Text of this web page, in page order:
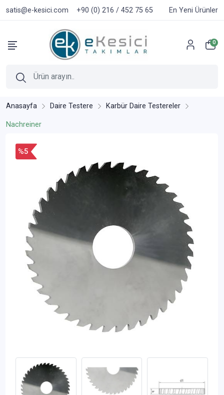
satis@e-kesici.com +90 (0) 216 / 452 75 65 En Yeni Ürünler
0
Anasayfa Daire Testere Karbür Daire Testereler
Nachreiner
%5